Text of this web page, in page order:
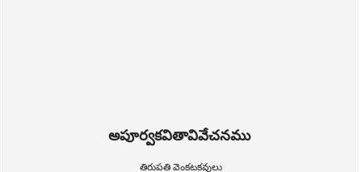
అపూర్వకవితావివేచనము
తిరుపతి వెంకటకవులు